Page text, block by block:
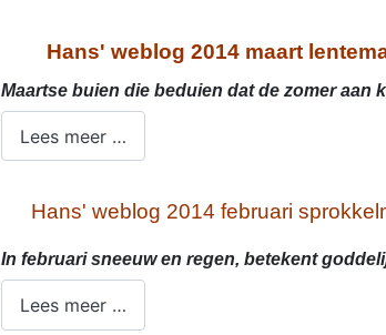
Hans' weblog 2014 maart
Maartse buien die beduien dat de zomer aan
Lees meer …
Hans' weblog 2014 februari
In februari sneeuw en regen, betekent
Lees meer …